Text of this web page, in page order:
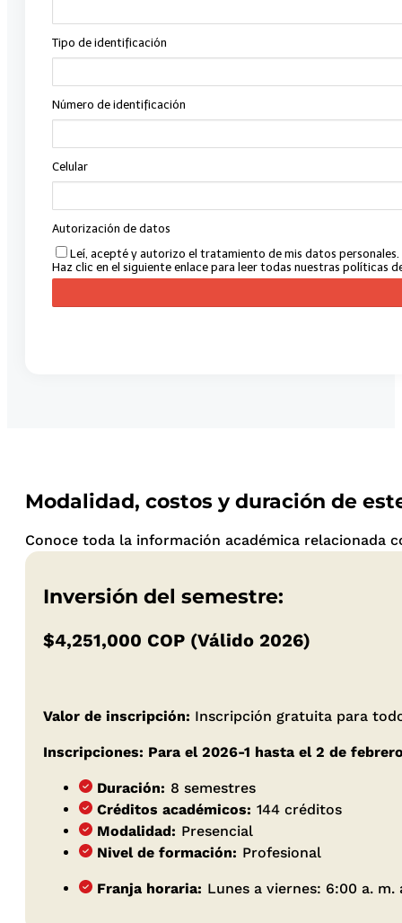
Modalidad, costos y duración de
Conoce toda la información académica relacionada
Inversión del semestre:
$4,251,000 COP (Válido 2026)
Valor de inscripción: Inscripción gratuita para
Inscripciones: Para el 2026-1 hasta el 2 de
Duración: 8 semestres
Créditos académicos: 144 créditos
Modalidad: Presencial
Nivel de formación: Profesional
Franja horaria: Lunes a viernes: 6:00 a. m.